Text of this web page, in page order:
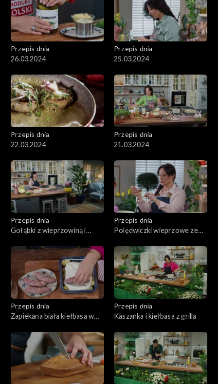
Przepis dnia
26.03.2024
Przepis dnia
25.03.2024
Przepis dnia
22.03.2024
Przepis dnia
21.03.2024
Przepis dnia
Gołąbki z wieprzowiną i
grzybowym
Przepis dnia
Polędwiczki wieprzowe ze
Przepis dnia
Zapiekana biała kiełbasa w
Przepis dnia
Kaszanka i kiełbasa z grilla